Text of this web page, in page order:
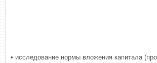
• исследование нормы вложения капитала